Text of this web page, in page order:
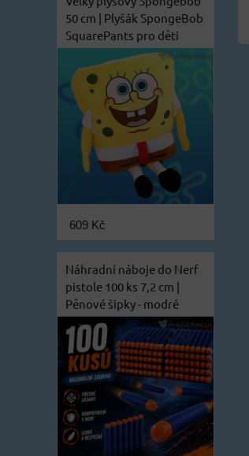
50 cm | Plyšák SpongeBob
SquarePants pro děti
609 Kč
Náhradní náboje do Nerf
pistole 100 ks 7,2 cm |
Pěnové šipky - modré